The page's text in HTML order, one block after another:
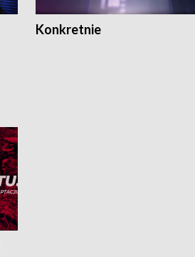
Konkretnie